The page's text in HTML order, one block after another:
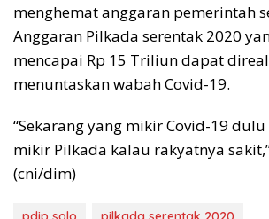
menghemat anggaran pemerintah
Anggaran Pilkada serentak 2020
mencapai Rp 15 Triliun dapat
menuntaskan wabah Covid-19.
“Sekarang yang mikir Covid-19
mikir Pilkada kalau rakyatnya
(cni/dim)